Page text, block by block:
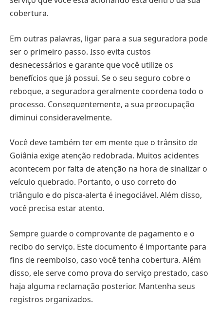
cobertura.
Em outras palavras, ligar para a sua seguradora pode
ser o primeiro passo. Isso evita custos
desnecessários e garante que você utilize os
benefícios que já possui. Se o seu seguro cobre o
reboque, a seguradora geralmente coordena todo o
processo. Consequentemente, a sua preocupação
diminui consideravelmente.
Você deve também ter em mente que o trânsito de
Goiânia exige atenção redobrada. Muitos acidentes
acontecem por falta de atenção na hora de sinalizar o
veículo quebrado. Portanto, o uso correto do
triângulo e do pisca-alerta é inegociável. Além disso,
você precisa estar atento.
Sempre guarde o comprovante de pagamento e o
recibo do serviço. Este documento é importante para
fins de reembolso, caso você tenha cobertura. Além
disso, ele serve como prova do serviço prestado, caso
haja alguma reclamação posterior. Mantenha seus
registros organizados.